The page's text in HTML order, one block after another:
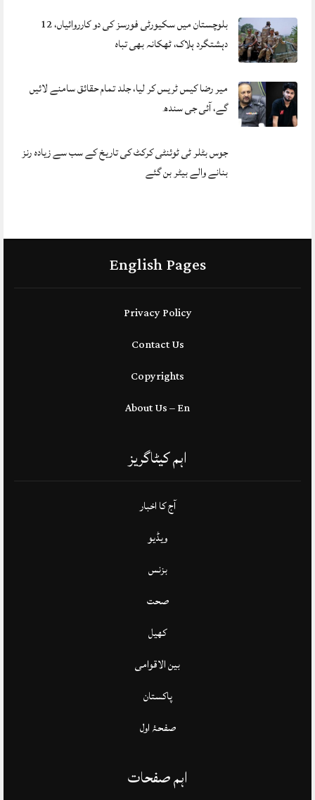
بلوچستان میں سکیورٹی فورسز کی دو کارروائیاں، 12
دہشتگرد ہلاک، ٹھکانہ بھی تباہ
میر رضا کیس ٹریس کر لیا، جلد تمام حقائق سامنے لائیں
گے، آئی جی سندھ
جوس بٹلر ٹی ٹوئنٹی کرکٹ کی تاریخ کے سب سے زیادہ رنز
بنانے والے بیٹر بن گئے
English Pages
Privacy Policy
Contact Us
Copyrights
About Us – En
اہم کیٹاگریز
آج کا اخبار
ویڈیو
بزنس
صحت
کھیل
بین الاقوامی
پاکستان
صفحۂ اول
اہم صفحات